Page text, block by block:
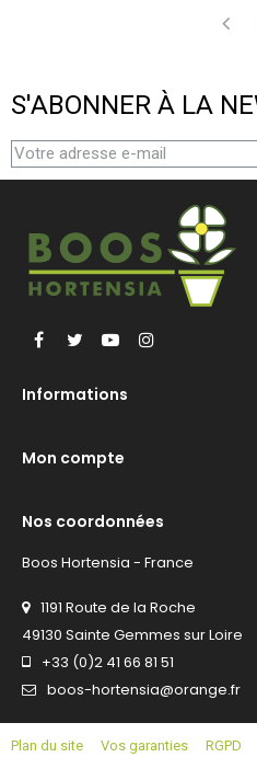
S'ABONNER À LA
Facebook
Twitter YouTube
Informations
Mon compte
Nos coordonnées
Boos Hortensia - France
1191 Route de la Roche
49130 Sainte Gemmes sur Loire
+33 (0)2 41 66 81 51
boos-hortensia@orange.fr
Plan du site Vos garanties RGPD